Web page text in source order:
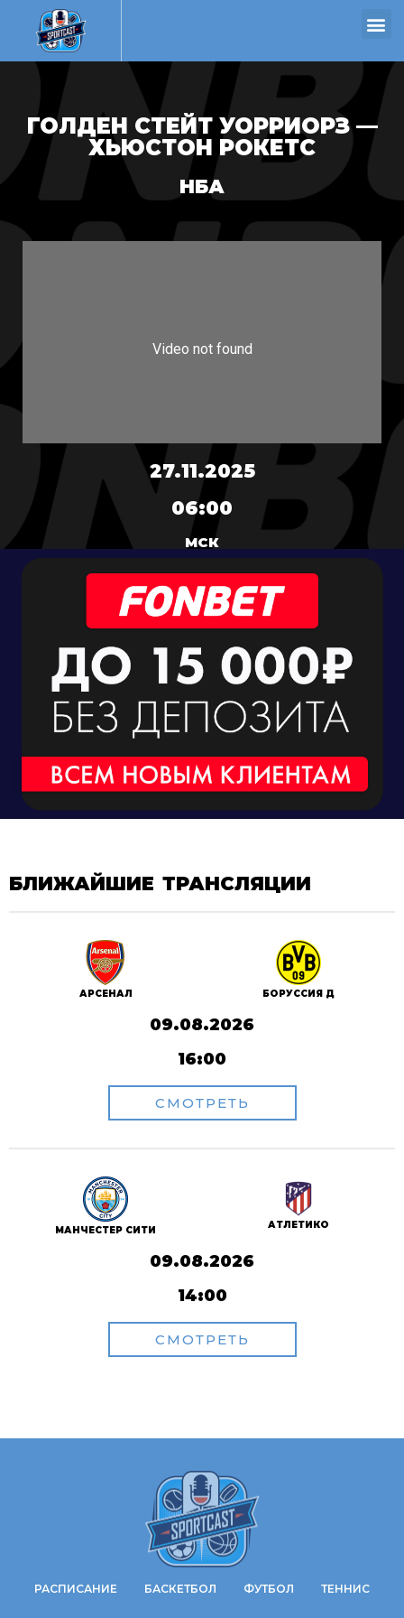
ГОЛДЕН СТЕЙТ УОРРИОРЗ —
ХЬЮСТОН РОКЕТС
НБА
27.11.2025
06:00
МСК
БЛИЖАЙШИЕ ТРАНСЛЯЦИИ
АРСЕНАЛ БОРУССИЯ Д
09.08.2026
16:00
СМОТРЕТЬ
МАНЧЕСТЕР СИТИ АТЛЕТИКО
09.08.2026
14:00
СМОТРЕТЬ
РАСПИСАНИЕ БАСКЕТБОЛ ФУТБОЛ ТЕННИС